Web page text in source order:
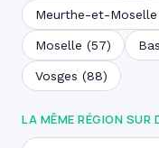
Meurthe-et-Moselle
Moselle (57)
Vosges (88)
LA MÊME RÉGION SUR